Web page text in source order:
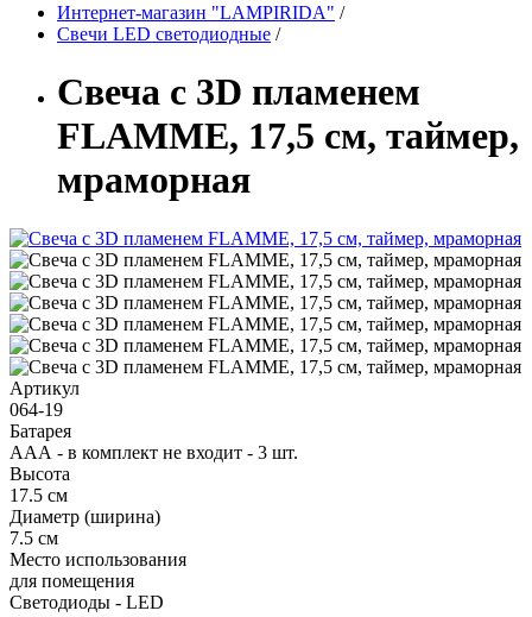
Интернет-магазин "LAMPIRIDA" /
Свечи LED светодиодные /
Свеча с 3D пламенем
FLAMME, 17,5 см, таймер,
мраморная
Артикул
064-19
Батарея
ААА - в комплект не входит - 3 шт.
Высота
17.5 см
Диаметр (ширина)
7.5 см
Место использования
для помещения
Светодиоды - LED